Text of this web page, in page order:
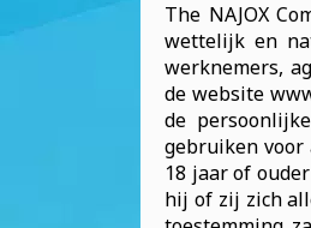
The NAJOX
wettelijk en
werknemers,
de website
de
gebruiken voor
18 jaar of
hij of zij zich